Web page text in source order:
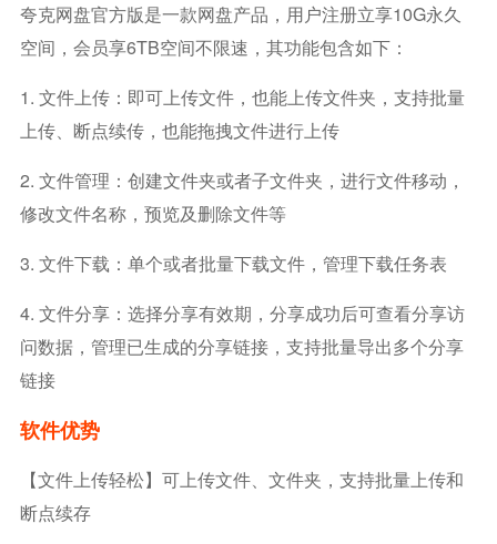
夸克网盘官方版是一款网盘产品，用户注册立享10G永久
空间，会员享6TB空间不限速，其功能包含如下：
1. 文件上传：即可上传文件，也能上传文件夹，支持批量
上传、断点续传，也能拖拽文件进行上传
2. 文件管理：创建文件夹或者子文件夹，进行文件移动，
修改文件名称，预览及删除文件等
3. 文件下载：单个或者批量下载文件，管理下载任务表
4. 文件分享：选择分享有效期，分享成功后可查看分享访
问数据，管理已生成的分享链接，支持批量导出多个分享
链接
软件优势
【文件上传轻松】可上传文件、文件夹，支持批量上传和
断点续存